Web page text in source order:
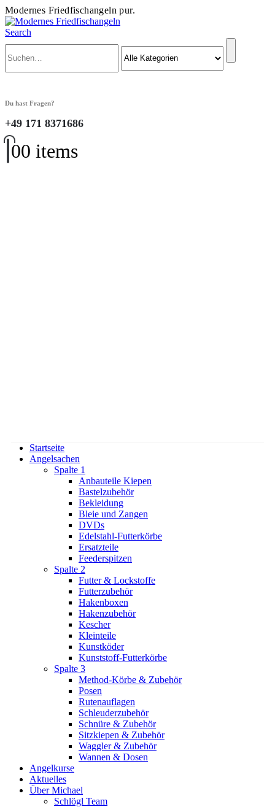
Modernes Friedfischangeln pur.
Search
Du hast Fragen?
+49 171 8371686
00 items
Startseite
Angelsachen
Spalte 1
Anbauteile Kiepen
Bastelzubehör
Bekleidung
Bleie und Zangen
DVDs
Edelstahl-Futterkörbe
Ersatzteile
Feederspitzen
Spalte 2
Futter & Lockstoffe
Futterzubehör
Hakenboxen
Hakenzubehör
Kescher
Kleinteile
Kunstköder
Kunststoff-Futterkörbe
Spalte 3
Method-Körbe & Zubehör
Posen
Rutenauflagen
Schleuderzubehör
Schnüre & Zubehör
Sitzkiepen & Zubehör
Waggler & Zubehör
Wannen & Dosen
Angelkurse
Aktuelles
Über Michael
Schlögl Team